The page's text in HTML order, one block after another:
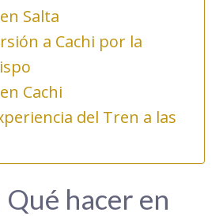
Salta
a Cachi por la
Cachi
del Tren a las
hacer en